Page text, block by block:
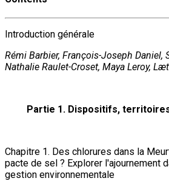
Introduction générale
Rémi Barbier, François-Joseph Daniel,
Nathalie Raulet-Croset, Maya Leroy,
Partie 1. Dispositifs,
Chapitre 1. Des chlorures dans la
pacte de sel ? Explorer l'ajournement
gestion environnementale